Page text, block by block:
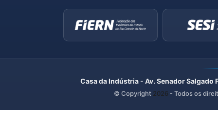
Casa da Indústria - Av. Senador
© Copyright 2026 - Todos os